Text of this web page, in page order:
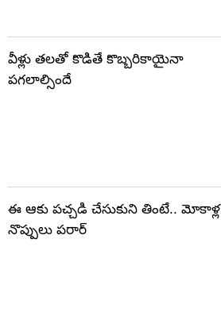
వీళ్లు తలతో కొడితే కొబ్బరికాయైనా
పగలాల్సిందే
ఈ ఆకు పచ్చడి చేసుకుని తింటే.. మోకాళ్ల
నొప్పులు పరార్‌